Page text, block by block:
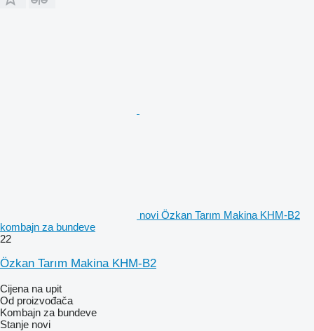
novi Özkan Tarım Makina KHM-B2
kombajn za bundeve
22
Özkan Tarım Makina KHM-B2
Cijena na upit
Od proizvođača
Kombajn za bundeve
Stanje novi